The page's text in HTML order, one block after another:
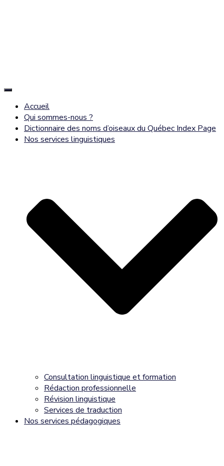
Déplier
navigationAccueil
Qui sommes-nous ?
Dictionnaire des noms d’oiseaux du Québec Index Page
Nos services linguistiques
Consultation linguistique et formation
Rédaction professionnelle
Révision linguistique
Services de traduction
Nos services pédagogiques